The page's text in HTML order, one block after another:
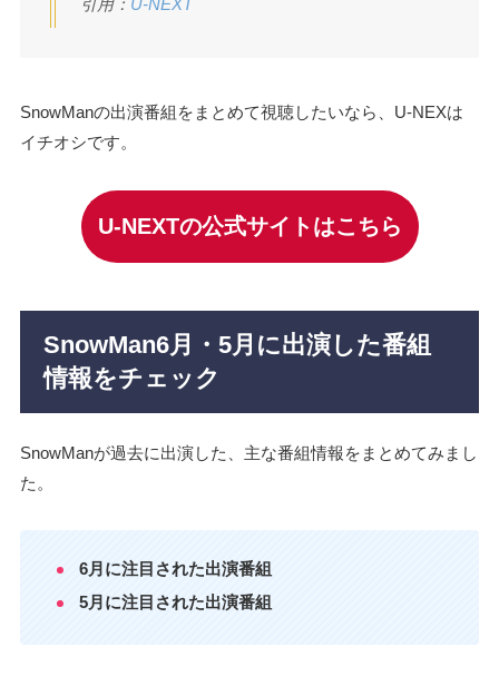
引用： U-NEXT
SnowManの出演番組をまとめて視聴したいなら、U-NEXは
イチオシです。
U-NEXTの公式サイトはこちら
SnowMan6月・5月に出演した番組
情報をチェック
SnowManが過去に出演した、主な番組情報をまとめてみまし
た。
6月に注目された出演番組
5月に注目された出演番組